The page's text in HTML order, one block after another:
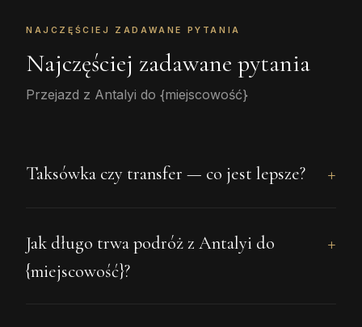
NAJCZĘŚCIEJ ZADAWANE PYTANIA
Najczęściej zadawane pytania
Przejazd z Antalyi do {miejscowość}
Taksówka czy transfer — co jest lepsze?
Jak długo trwa podróż z Antalyi do
{miejscowość}?